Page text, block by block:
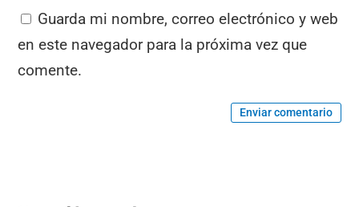
Guarda mi nombre, correo electrónico y web
en este navegador para la próxima vez que
comente.
Enviar comentario